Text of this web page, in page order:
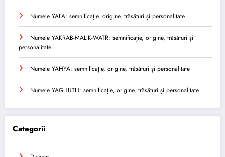
Numele YALA: semnificație, origine, trăsături și personalitate
Numele YAKRAB-MALIK-WATR: semnificație, origine, trăsături și
personalitate
Numele YAHYA: semnificație, origine, trăsături și personalitate
Numele YAGHUTH: semnificație, origine, trăsături și personalitate
Categorii